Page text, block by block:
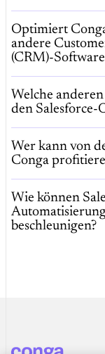
Optimiert
andere
(CRM)-
Welche
den Salesforce-
Wer kann von
Conga
Wie können
beschleunigen?